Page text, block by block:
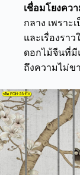
เชื่อมโยงคว
กลาง เพราะ
และเรื่องรา
ดอกไม้จีนที่มี
ถึงความไม่ข